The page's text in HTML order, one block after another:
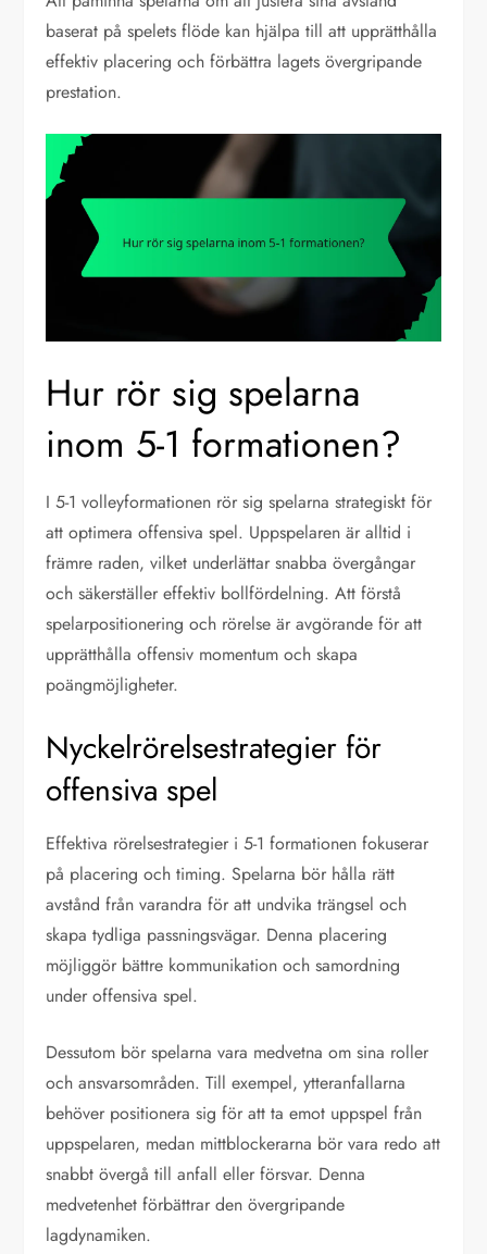
baserat på spelets flöde kan hjälpa till att upprätthålla
effektiv placering och förbättra lagets övergripande
prestation.
Hur rör sig spelarna
inom 5-1 formationen?
I 5-1 volleyformationen rör sig spelarna strategiskt för
att optimera offensiva spel. Uppspelaren är alltid i
främre raden, vilket underlättar snabba övergångar
och säkerställer effektiv bollfördelning. Att förstå
spelarpositionering och rörelse är avgörande för att
upprätthålla offensiv momentum och skapa
poängmöjligheter.
Nyckelrörelsestrategier för
offensiva spel
Effektiva rörelsestrategier i 5-1 formationen fokuserar
på placering och timing. Spelarna bör hålla rätt
avstånd från varandra för att undvika trängsel och
skapa tydliga passningsvägar. Denna placering
möjliggör bättre kommunikation och samordning
under offensiva spel.
Dessutom bör spelarna vara medvetna om sina roller
och ansvarsområden. Till exempel, ytteranfallarna
behöver positionera sig för att ta emot uppspel från
uppspelaren, medan mittblockerarna bör vara redo att
snabbt övergå till anfall eller försvar. Denna
medvetenhet förbättrar den övergripande
lagdynamiken.